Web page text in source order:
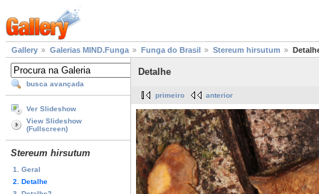
Gallery Galerias MIND.Funga Funga do Brasil Stereum hirsutum
busca avançada
Ver Slideshow
View Slideshow
(Fullscreen)
Stereum hirsutum
1. Geral
2. Detalhe
Detalhe
primeiro anterior